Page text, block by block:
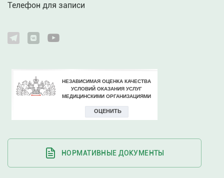
Телефон для записи
НОРМАТИВНЫЕ ДОКУМЕНТЫ